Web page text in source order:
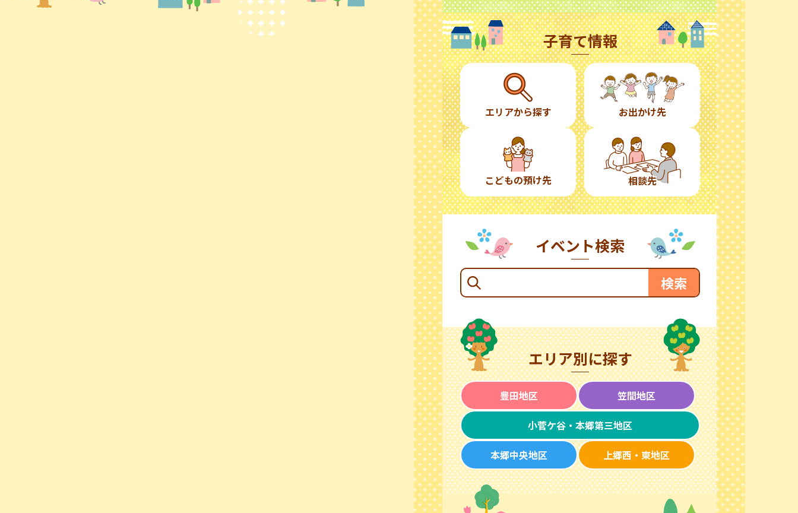
子育て情報
エリアから探す お出かけ先
こどもの預け先 相談先
イベント検索
エリア別に探す
豊田地区 笠間地区
小菅ケ谷・本郷第三地区
本郷中央地区 上郷西・東地区